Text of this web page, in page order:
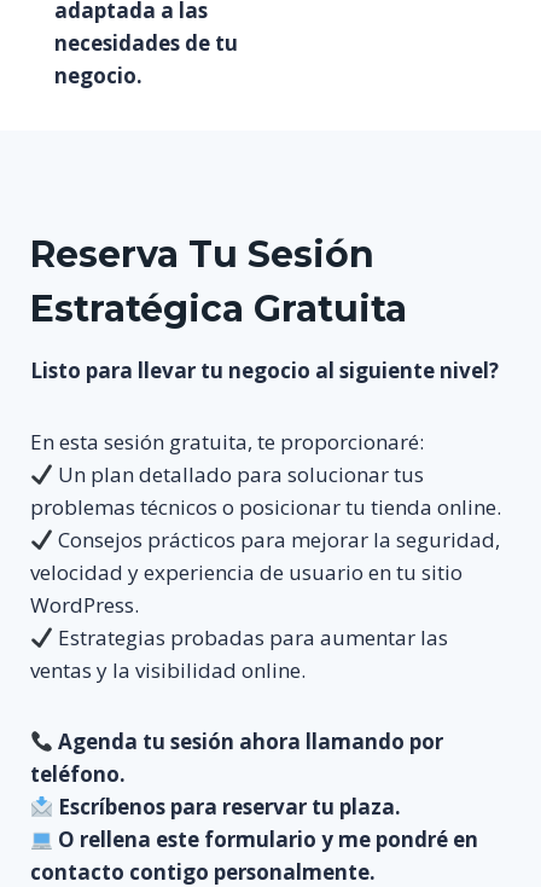
adaptada a las
necesidades de tu
negocio.
Reserva Tu Sesión
Estratégica Gratuita
Listo para llevar tu negocio al siguiente nivel?
En esta sesión gratuita, te proporcionaré:
Un plan detallado para solucionar tus
problemas técnicos o posicionar tu tienda online.
Consejos prácticos para mejorar la seguridad,
velocidad y experiencia de usuario en tu sitio
WordPress.
Estrategias probadas para aumentar las
ventas y la visibilidad online.
Agenda tu sesión ahora llamando por
teléfono.
Escríbenos para reservar tu plaza.
O rellena este formulario y me pondré en
contacto contigo personalmente.